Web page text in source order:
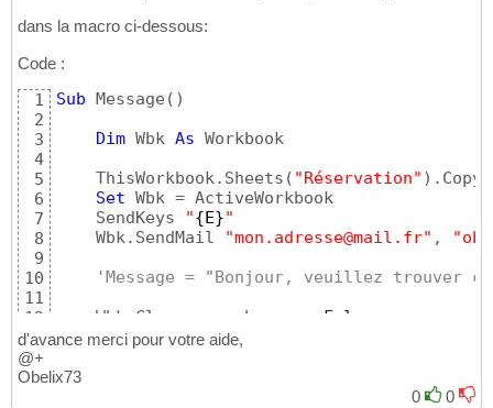
dans la macro ci-dessous:
Code :
1
2
3
4
5
6
7
8
9
10
11
12
13
14
15
Sub Message ( )
Dim Wbk As Workbook
    ThisWorkbook.Sheets
( "Réservation" ) .Copy
Set Wbk = ActiveWorkbook
    SendKeys
"{ E}"
    Wbk.SendMail
"mon.adresse@mail.fr" ,
'Message = "Bonjour, veuillez
    Wbk.Close savechanges:=
False
Set Wbk = Nothing
End
d'avance merci pour votre aide,
@+
Obelix73
0
0